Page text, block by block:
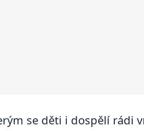
se děti i dospělí rádi